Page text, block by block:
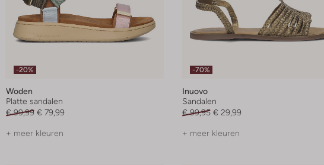
-20%
Woden
Platte sandalen
€ 99,99 € 79,99
+ meer kleuren
-70%
Inuovo
Sandalen
€ 99,95 € 29,99
+ meer kleuren